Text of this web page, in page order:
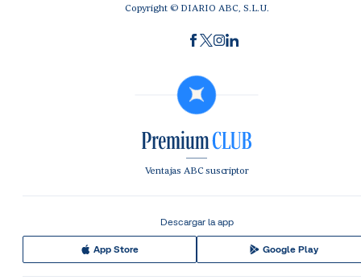
Copyright © DIARIO ABC, S.L.U.
Ventajas ABC suscriptor
Descargar la app
App Store Google Play